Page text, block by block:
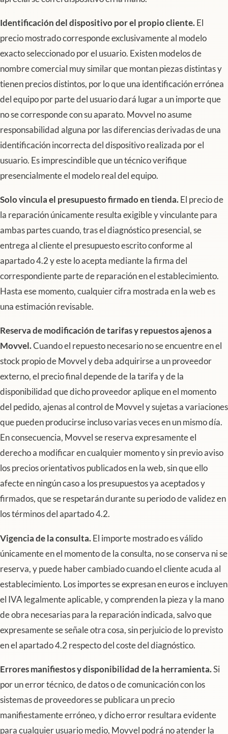
Identificación del dispositivo por el propio cliente.El
precio mostrado corresponde exclusivamente al modelo
exacto seleccionado por el usuario. Existen modelos de
nombre comercial muy similar que montan piezas distintas y
tienen precios distintos, por lo que una identificación errónea
del equipo por parte del usuario dará lugar a un importe que
no se corresponde con su aparato. Movvel no asume
responsabilidad alguna por las diferencias derivadas de una
identificación incorrecta del dispositivo realizada por el
usuario. Es imprescindible que un técnico verifique
presencialmente el modelo real del equipo.
Solo vincula el presupuesto firmado en tienda.El precio de
la reparación únicamente resulta exigible y vinculante para
ambas partes cuando, tras el diagnóstico presencial, se
entrega al cliente el presupuesto escrito conforme al
apartado 4.2 y este lo acepta mediante la firma del
correspondiente parte de reparación en el establecimiento.
Hasta ese momento, cualquier cifra mostrada en la web es
una estimación revisable.
Reserva de modificación de tarifas y repuestos ajenos a
Movvel.Cuando el repuesto necesario no se encuentre en el
stock propio de Movvel y deba adquirirse a un proveedor
externo, el precio final depende de la tarifa y de la
disponibilidad que dicho proveedor aplique en el momento
del pedido, ajenas al control de Movvel y sujetas a variaciones
que pueden producirse incluso varias veces en un mismo día.
En consecuencia, Movvel se reserva expresamente el
derecho a modificar en cualquier momento y sin previo aviso
los precios orientativos publicados en la web, sin que ello
afecte en ningún caso a los presupuestos ya aceptados y
firmados, que se respetarán durante su periodo de validez en
los términos del apartado 4.2.
Vigencia de la consulta.El importe mostrado es válido
únicamente en el momento de la consulta, no se conserva ni se
reserva, y puede haber cambiado cuando el cliente acuda al
establecimiento. Los importes se expresan en euros e incluyen
el IVA legalmente aplicable, y comprenden la pieza y la mano
de obra necesarias para la reparación indicada, salvo que
expresamente se señale otra cosa, sin perjuicio de lo previsto
en el apartado 4.2 respecto del coste del diagnóstico.
Errores manifiestos y disponibilidad de la herramienta.Si
por un error técnico, de datos o de comunicación con los
sistemas de proveedores se publicara un precio
manifiestamente erróneo, y dicho error resultara evidente
para cualquier usuario medio, Movvel podrá no atender la